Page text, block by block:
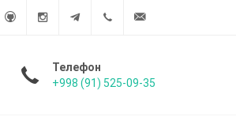
(91)
Телефон
+998 (91) 525-09-35